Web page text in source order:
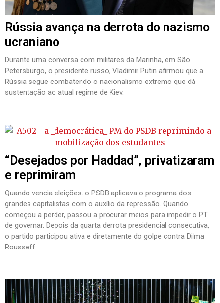
Rússia avança na derrota do nazismo
ucraniano
Durante uma conversa com militares da Marinha, em São
Petersburgo, o presidente russo, Vladimir Putin afirmou que a
Rússia segue combatendo o nacionalismo extremo que dá
sustentação ao atual regime de Kiev.
“Desejados por Haddad”, privatizaram
e reprimiram
Quando vencia eleições, o PSDB aplicava o programa dos
grandes capitalistas com o auxílio da repressão. Quando
começou a perder, passou a procurar meios para impedir o PT
de governar. Depois da quarta derrota presidencial consecutiva,
o partido participou ativa e diretamente do golpe contra Dilma
Rousseff.